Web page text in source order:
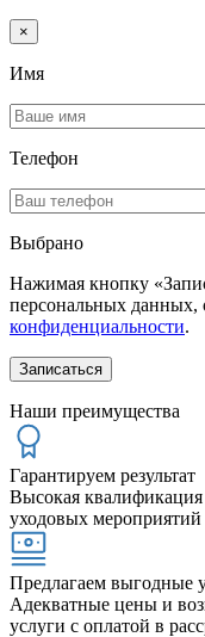
×
Имя
Телефон
Выбрано
Нажимая кнопку
персональных данных,
конфиденциальности.
Наши преимущества
Гарантируем результат
Высокая квалификация
уходовых мероприятий
Предлагаем выгодные
Адекватные цены и
услуги с оплатой в